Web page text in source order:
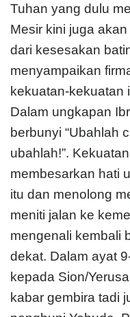
Tuhan yang dulu
Mesir kini juga
dari kesesakan
menyampaikan
kekuatan-kekuatan
Dalam ungkapan
berbunyi “Ubahlah
ubahlah!”.
membesarkan hati
itu dan menolong
meniti jalan ke
mengenali kembali
dekat. Dalam ayat
kepada Sion/
kabar gembira tadi